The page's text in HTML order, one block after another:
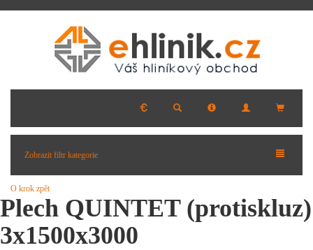
Zobrazit filtr kategorie
O krok zpět
Plech QUINTET (protiskluz)
3x1500x3000